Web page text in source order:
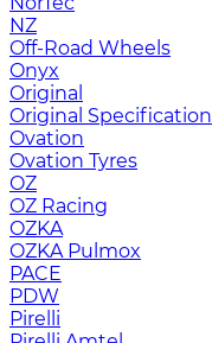
NZ
Off-Road Wheels
Onyx
Original
Original Specification
Ovation
Ovation Tyres
OZ
OZ Racing
OZKA
OZKA Pulmox
PACE
PDW
Pirelli